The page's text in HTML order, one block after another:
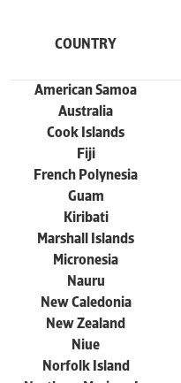
COUNTRY
American Samoa
Australia
Cook Islands
Fiji
French Polynesia
Guam
Kiribati
Marshall Islands
Micronesia
Nauru
New Caledonia
New Zealand
Niue
Norfolk Island